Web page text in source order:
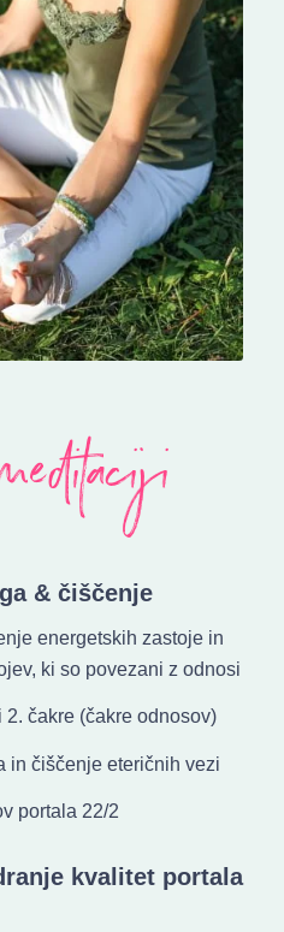
& čiščenje
energetskih zastoje in
ki so povezani z odnosi
čakre (čakre odnosov)
in čiščenje eteričnih vezi
portala 22/2
kvalitet portala